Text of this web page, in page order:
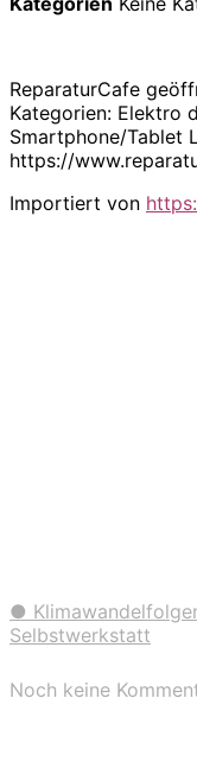
ReparaturCafe
Kategorien: Elektro
Smartphone/Tablet
https://
Importiert von
●
Selbstwerkstatt
Noch keine